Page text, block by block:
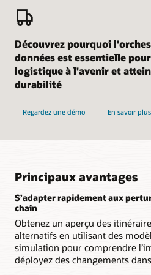
Découvrez pourquoi
données est essentielle
logistique à l'avenir et
durabilité
Regardez une démo En savoir
Principaux avantages
S’adapter rapidement aux
chain
Obtenez un aperçu des
alternatifs en utilisant des
simulation pour comprendre
déployez des changements